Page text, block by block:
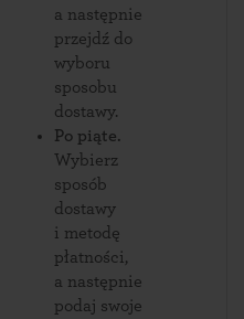
a następnie
przejdź do
wyboru
sposobu
dostawy.
Po piąte.
Wybierz
sposób
dostawy
i metodę
płatności,
a następnie
podaj swoje